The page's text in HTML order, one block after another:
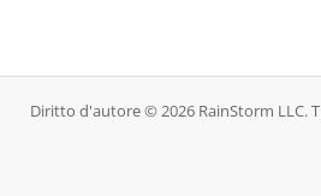
Diritto d'autore © 2026 RainStorm LLC.